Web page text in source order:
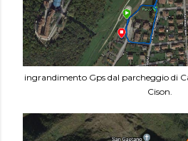
ingrandimento Gps dal parcheggio di
Cison.